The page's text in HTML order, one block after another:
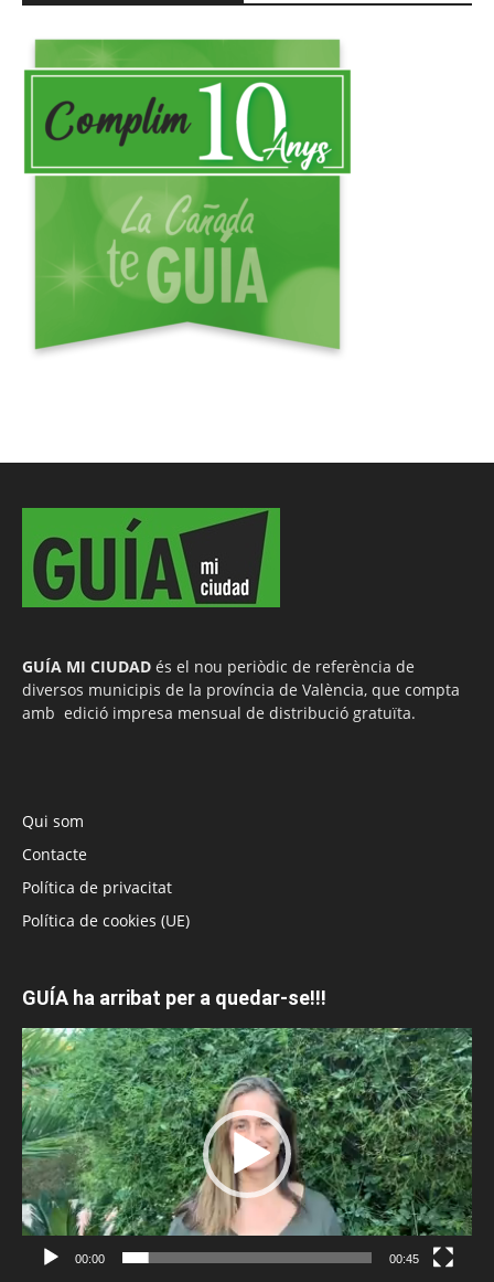
GUÍA MI CIUDAD és el nou periòdic de referència de
diversos municipis de la província de València, que compta
amb edició impresa mensual de distribució gratuïta.
Qui som
Contacte
Política de privacitat
Política de cookies (UE)
GUÍA ha arribat per a quedar-se!!!
Reproductor
de
vídeo
00:00 00:45